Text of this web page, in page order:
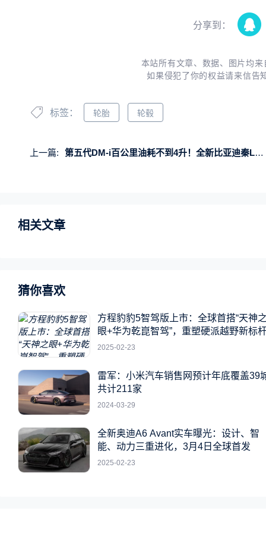
分享到：
本站所有文章、数据、图片均
如果侵犯了你的权益请来信告
标签： 轮胎 轮毂
上一篇: 第五代DM-i百公里油耗不到4升！全新比亚迪秦L实车曝光
相关文章
猜你喜欢
方程豹豹5智驾版上市：全球首搭“天神
眼+华为乾崑智驾”，重塑硬派越野新标
2025-02-23
雷军：小米汽车销售网预计年底覆盖39
共计211家
2024-03-29
全新奥迪A6 Avant实车曝光：设计、智
能、动力三重进化，3月4日全球首发
2025-02-23